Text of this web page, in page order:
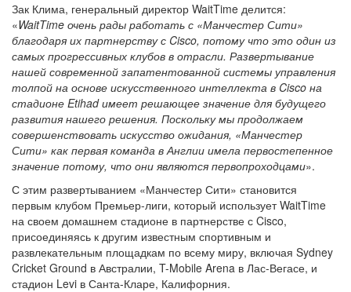
Зак Клима, генеральный директор WaitTime делится:
«WaitTime очень рады работать с «Манчестер Сити»
благодаря их партнерству с Cisco, потому что это один из
самых прогрессивных клубов в отрасли. Развертывание
нашей современной запатентованной системы управления
толпой на основе искусственного интеллекта в Cisco на
стадионе Etihad имеет решающее значение для будущего
развития нашего решения. Поскольку мы продолжаем
совершенствовать искусство ожидания, «Манчестер
Сити» как первая команда в Англии имела первостепенное
значение потому, что они являются первопроходцами».
С этим развертыванием «Манчестер Сити» становится
первым клубом Премьер-лиги, который использует WaitTime
на своем домашнем стадионе в партнерстве с Cisco,
присоединяясь к другим известным спортивным и
развлекательным площадкам по всему миру, включая Sydney
Cricket Ground в Австралии, T-Mobile Arena в Лас-Вегасе, и
стадион Levi в Санта-Кларе, Калифорния.